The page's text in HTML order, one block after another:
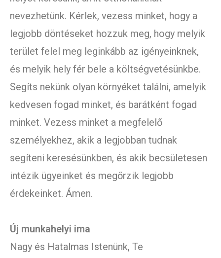
nevezhetünk. Kérlek, vezess minket, hogy a
legjobb döntéseket hozzuk meg, hogy melyik
terület felel meg leginkább az igényeinknek,
és melyik hely fér bele a költségvetésünkbe.
Segíts nekünk olyan környéket találni, amelyik
kedvesen fogad minket, és barátként fogad
minket. Vezess minket a megfelelő
személyekhez, akik a legjobban tudnak
segíteni keresésünkben, és akik becsületesen
intézik ügyeinket és megőrzik legjobb
érdekeinket. Ámen.
Új munkahelyi ima
Nagy és Hatalmas Istenünk, Te